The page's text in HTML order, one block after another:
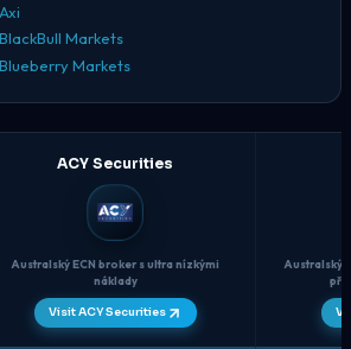
Markets
Markets
ACY Securities
Australský ECN broker s ultra nízkými
náklady
Visit ACY Securities
Australský